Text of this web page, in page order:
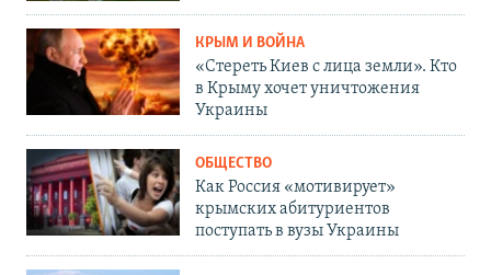
КРЫМ И ВОЙНА
«Стереть Киев с лица земли». Кто
в Крыму хочет уничтожения
Украины
ОБЩЕСТВО
Как Россия «мотивирует»
крымских абитуриентов
поступать в вузы Украины